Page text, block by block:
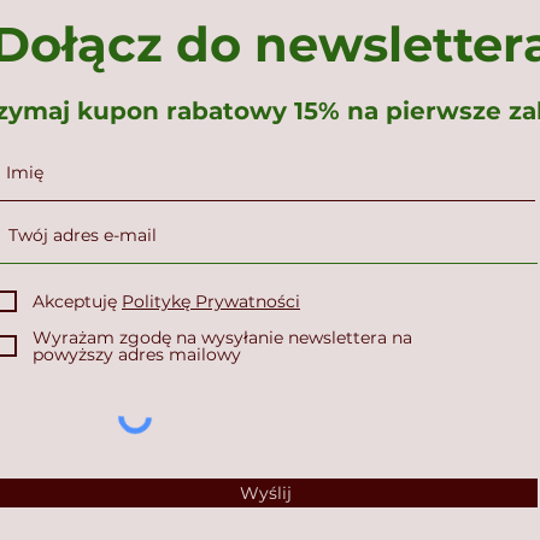
do
kupon rabatowy 15% na pierwsze
Akceptuję Politykę Prywatności
Wyrażam zgodę na wysyłanie newslettera na
powyższy adres mailowy
Wyślij